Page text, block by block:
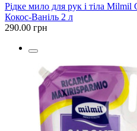
Рідке мило для рук і тіла
Кокос-Ваніль 2 л
290.00 грн